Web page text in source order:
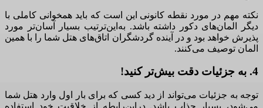
نکته مهم در مورد نقطه کانونی این است که باید همخوانی کاملی با
دیگر المان‌های دکور داشته باشد. به‌این‌ترتیب بسیار آسان‌تر مورد
پذیرش خواهد بود و در آینده گردشگران اتاق‌های هتل شما را با همین
المان توصیف می‌کنند.
4. به جزئیات دقت بیش‌تر کنید!
توجه به جزئیات می‌تواند از دید کسی که برای بار اول وارد هتل شما
می‌شود، بسیار جذاب باشد. دراین‌رابطه از خلاقیت خود استفاده